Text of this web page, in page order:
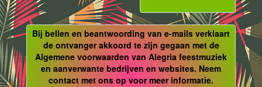
Bij bellen en beantwoording van e-mails verklaart
de ontvanger akkoord te zijn gegaan met de
Algemene voorwaarden van Alegria feestmuziek
en aanverwante bedrijven en websites. Neem
contact met ons op voor meer informatie.